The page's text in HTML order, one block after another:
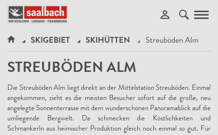
SKIGEBIET SKIHÜTTEN Streuböden Alm
STREUBÖDEN ALM
Die Streuböden Alm liegt direkt an der Mittelstation Streuböden. Einmal
angekommen, zieht es die meisten Besucher sofort auf die große, neu
angelegte Sonnenterrasse mit dem wunderschönen Panoramablick auf die
umliegende Bergwelt. Da schmecken die Köstlichkeiten und
Schmankerln aus heimischer Produktion gleich noch einmal so gut. Für